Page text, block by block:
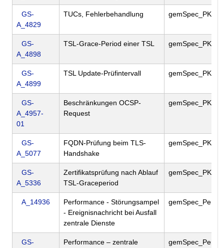
GS-
A_4829
TUCs, Fehlerbehandlung gemSpec_PKI
GS-
A_4898
TSL-Grace-Period einer TSL gemSpec_PKI
GS-
A_4899
TSL Update-Prüfintervall gemSpec_PKI
GS-
A_4957-
01
Beschränkungen OCSP-
Request
gemSpec_PKI
GS-
A_5077
FQDN-Prüfung beim TLS-
Handshake
gemSpec_PKI
GS-
A_5336
Zertifikatsprüfung nach Ablauf
TSL-Graceperiod
gemSpec_PKI
A_14936
Performance - Störungsampel
- Ereignisnachricht bei Ausfall
zentrale Dienste
gemSpec_Perf
GS-
Performance – zentrale
gemSpec_Perf